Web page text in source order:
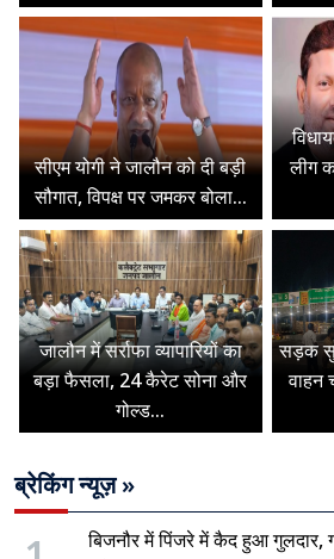
सीएम योगी ने जालौन को दी बड़ी
सौगात, विपक्ष पर जमकर बोला...
लीग
जालौन में सर्राफा व्यापारियों का
बड़ा फैसला, 24 कैरेट सोना और
गोल्ड...
सड़क
वाहन
ब्रेकिंग न्यूज़ »
बिजनौर में पिंजरे में कैद हुआ गुलदार,